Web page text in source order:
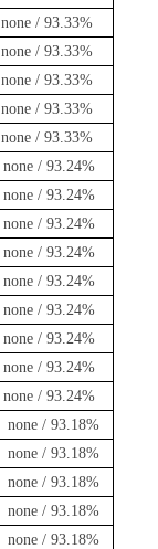
none / 93.33%
none / 93.33%
none / 93.33%
none / 93.33%
none / 93.33%
none / 93.24%
none / 93.24%
none / 93.24%
none / 93.24%
none / 93.24%
none / 93.24%
none / 93.24%
none / 93.24%
none / 93.24%
none / 93.18%
none / 93.18%
none / 93.18%
none / 93.18%
none / 93.18%